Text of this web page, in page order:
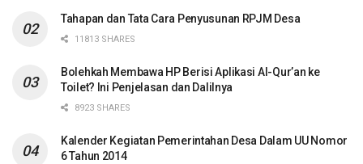
Tahapan dan Tata Cara Penyusunan RPJM Desa
11813 SHARES
Bolehkah Membawa HP Berisi Aplikasi Al-Qur’an ke
Toilet? Ini Penjelasan dan Dalilnya
8923 SHARES
Kalender Kegiatan Pemerintahan Desa Dalam UU Nomor
6 Tahun 2014